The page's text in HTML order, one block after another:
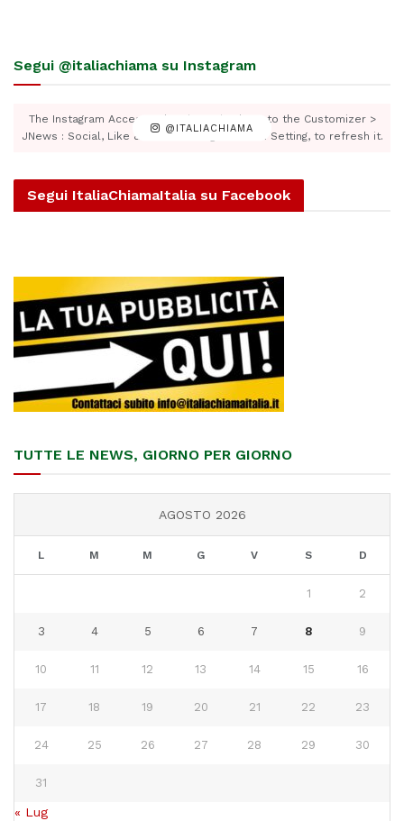
Segui @italiachiama su Instagram
@ITALIACHIAMA
The Instagram Access Token is expired, Go to the Customizer >
JNews : Social, Like & View > Instagram Feed Setting, to refresh it.
Segui ItaliaChiamaItalia su Facebook
TUTTE LE NEWS, GIORNO PER GIORNO
AGOSTO 2026
L M M G V S D
1 2
3 4 5 6 7 8 9
10 11 12 13 14 15 16
17 18 19 20 21 22 23
24 25 26 27 28 29 30
31
« Lug